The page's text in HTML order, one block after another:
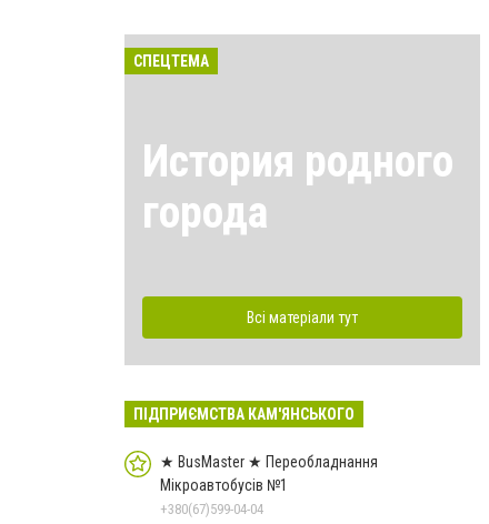
СПЕЦТЕМА
История родного
города
Всі матеріали тут
ПІДПРИЄМСТВА КАМ'ЯНСЬКОГО
★ BusMaster ★ Переобладнання
Мікроавтобусів №1
+380(67)599-04-04